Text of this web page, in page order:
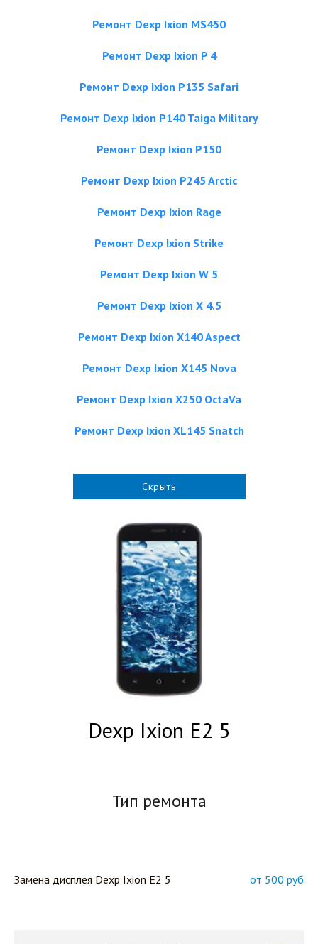
Ремонт Dexp Ixion MS450
Ремонт Dexp Ixion P 4
Ремонт Dexp Ixion P135 Safari
Ремонт Dexp Ixion P140 Taiga Military
Ремонт Dexp Ixion P150
Ремонт Dexp Ixion P245 Arctic
Ремонт Dexp Ixion Rage
Ремонт Dexp Ixion Strike
Ремонт Dexp Ixion W 5
Ремонт Dexp Ixion X 4.5
Ремонт Dexp Ixion X140 Aspect
Ремонт Dexp Ixion X145 Nova
Ремонт Dexp Ixion X250 OctaVa
Ремонт Dexp Ixion XL145 Snatch
Скрыть
Dexp Ixion E2 5
Тип ремонта
Замена дисплея Dexp Ixion E2 5 от 500 руб